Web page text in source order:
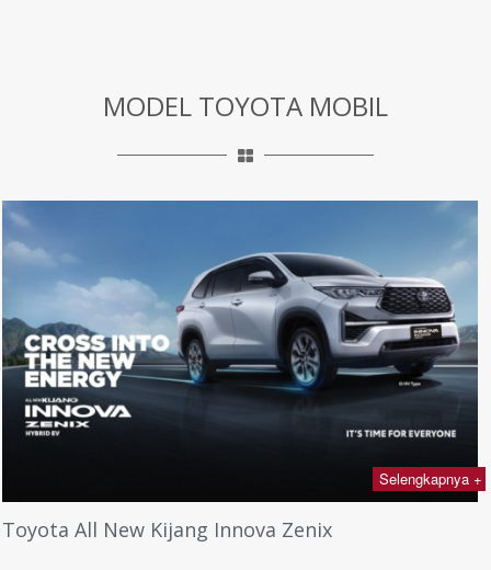
MODEL TOYOTA MOBIL
Selengkapnya +
Toyota All New Kijang Innova Zenix